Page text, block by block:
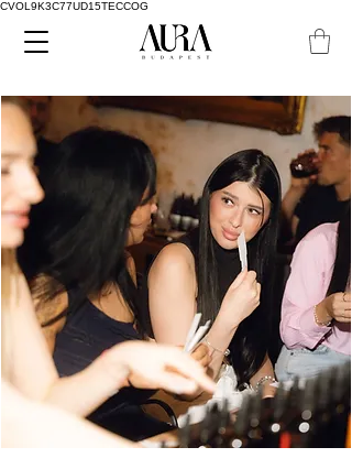
CVOL9K3C77UD15TECCOG